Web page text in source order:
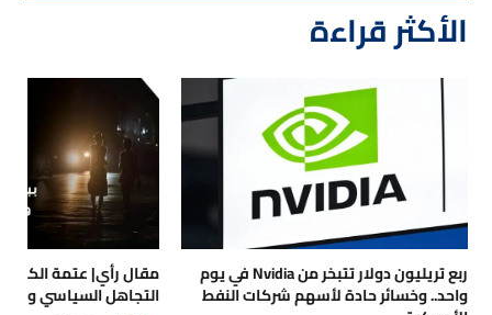
الأكثر قراءة
ربع تريليون دولار تتبخر من Nvidia في يوم
واحد.. وخسائر حادة لأسهم شركات النفط
مقال رأي| عتمة
التجاهل السياسي